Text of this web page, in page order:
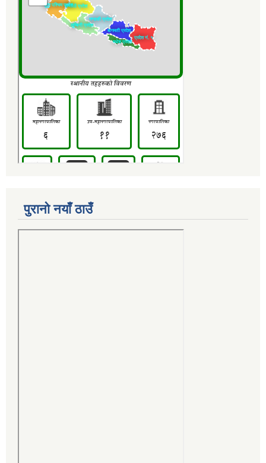
पुरानो नयाँ ठाउँ